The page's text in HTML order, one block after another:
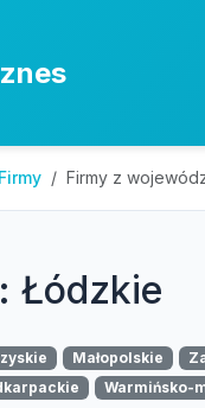
Firmy Firmy z
Łódzkie
Małopolskie
Warmińsko-